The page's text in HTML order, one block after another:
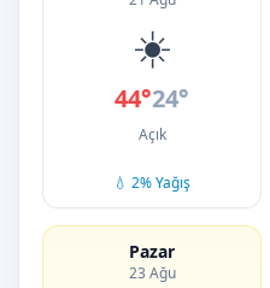
☀️
44°24°
Açık
💧 2% Yağış
Pazar
23 Ağu